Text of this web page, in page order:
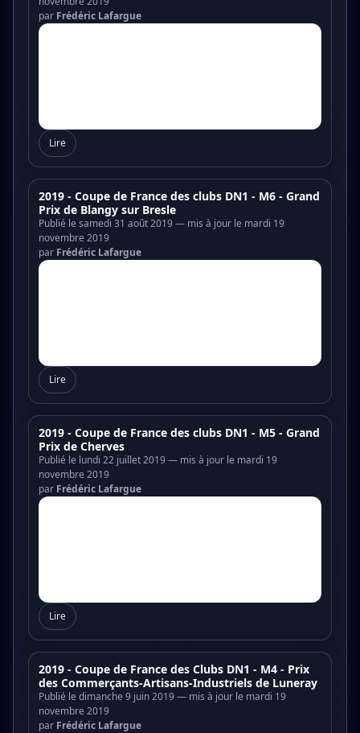
par Frédéric Lafargue
Lire
2019 - Coupe de France des clubs DN1 - M6 - Grand
Prix de Blangy sur Bresle
Publié le samedi 31 août 2019 — mis à jour le mardi 19
novembre 2019
par Frédéric Lafargue
Lire
2019 - Coupe de France des clubs DN1 - M5 - Grand
Prix de Cherves
Publié le lundi 22 juillet 2019 — mis à jour le mardi 19
novembre 2019
par Frédéric Lafargue
Lire
2019 - Coupe de France des Clubs DN1 - M4 - Prix
des Commerçants-Artisans-Industriels de Luneray
Publié le dimanche 9 juin 2019 — mis à jour le mardi 19
novembre 2019
par Frédéric Lafargue